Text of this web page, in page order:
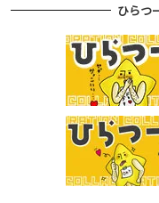
ひらつ